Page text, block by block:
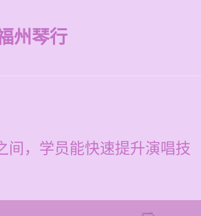
州琴行
间，学员能快速提升演唱技